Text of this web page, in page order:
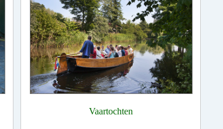
Vaartochten